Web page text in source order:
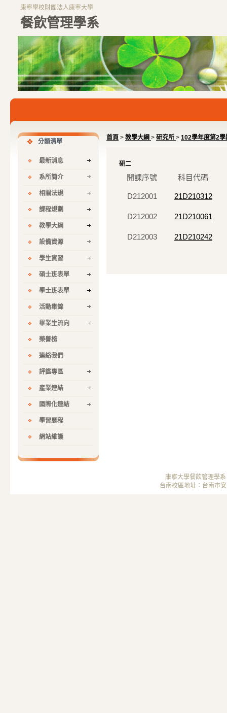
餐飲管理學系
康寧學校財團法人康寧大學
分類清單
最新消息
系所簡介
相關法規
課程規劃
教學大綱
設備資源
學生實習
碩士班表單
學士班表單
活動集錦
畢業生流向
榮譽榜
連絡我們
評鑑專區
產業連結
國際化連結
學習歷程
網站維護
首頁 > 教學大綱 > 研究所 > 102學年度第2
研二
開課序號 科目代碼
D212001 21D210312
D212002 21D210061
D212003 21D210242
康寧大學餐飲管理學
台南校區地址：台南市